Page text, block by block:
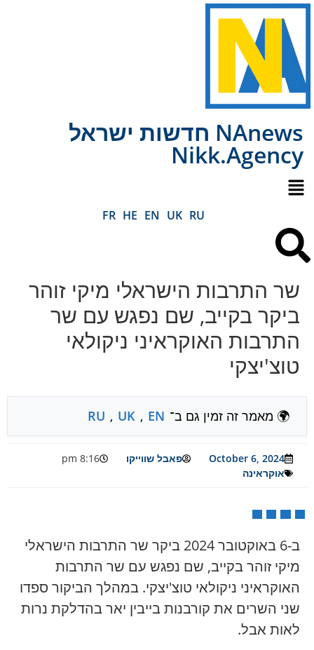
NAnews חדשות ישראל
Nikk.Agency
RU
UK
EN
HE
FR
שר התרבות הישראלי מיקי זוהר
ביקר בקייב, שם נפגש עם שר
התרבות האוקראיני ניקולאי
טוצ'יצקי
🌍 מאמר זה זמין גם ב־ RU , UK , EN
October 6, 2024 פאבל שווייקו
8:16 pm
אוקראינה
ב-6 באוקטובר 2024 ביקר שר התרבות הישראלי
מיקי זוהר בקייב, שם נפגש עם שר התרבות
האוקראיני ניקולאי טוצ'יצקי. במהלך הביקור ספדו
שני השרים את קורבנות בייבין יאר בהדלקת נרות
לאות אבל.